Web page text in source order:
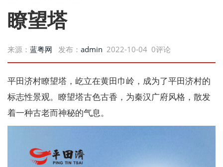
瞭望塔
来源： 蓝粤网 发布： admin 2022-10-04 0评论
平田济村瞭望塔，屹立在黄田巾岭，成为了平田济村的
标志性景观。瞭望塔古色古香，为秦汉广府风格，散发
着一种古老而神秘的气息。